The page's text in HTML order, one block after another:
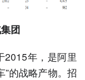
团
2015年，是阿里
”的战略产物。招